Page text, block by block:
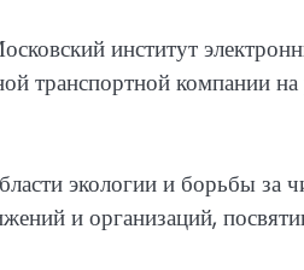
институт
транспортной компании
экологии и борьбы за
и организаций,